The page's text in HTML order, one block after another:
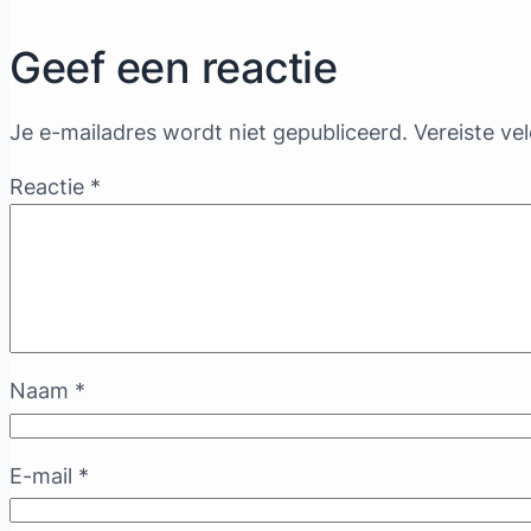
Geef een reactie
Je e-mailadres wordt niet gepubliceerd. Vereiste
Reactie *
Naam *
E-mail *